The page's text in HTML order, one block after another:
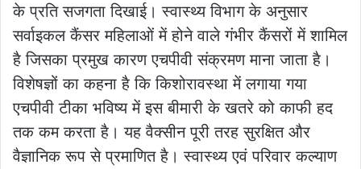
के प्रति सजगता दिखाई। स्वास्थ्य विभाग के अनुसार
सर्वाइकल कैंसर महिलाओं में होने वाले गंभीर कैंसरों में शामिल
है जिसका प्रमुख कारण एचपीवी संक्रमण माना जाता है।
विशेषज्ञों का कहना है कि किशोरावस्था में लगाया गया
एचपीवी टीका भविष्य में इस बीमारी के खतरे को काफी हद
तक कम करता है। यह वैक्सीन पूरी तरह सुरक्षित और
वैज्ञानिक रूप से प्रमाणित है। स्वास्थ्य एवं परिवार कल्याण